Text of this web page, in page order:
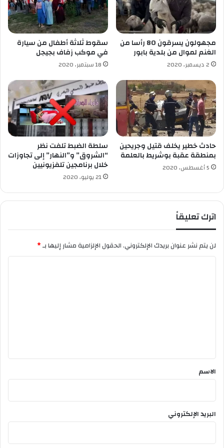
ا
ة
س
ك
ا
ن
ح
ي
ث
ن
ي
ة
ا
ل
م
خ
ز
ب
غ
ر
د
ي
ة
ب
ب
ف
ر
و
س
ك
و
ر
و
ن
ا
ب
م
س
ف
ع
ي
و
ل
مجهولون يسرقون 80 رأسا من
الغنم لموال من بلدية بابور
2 ديسمبر، 2020
سقوط ثلاثة أطفال من سيارة
في موكب زفاف بجيجل
18 سبتمبر، 2020
حادث خطير يخلف قتيل وجريحين
بمنطقة عقبة بوشريط بالعلمة
5 أغسطس، 2020
سلطة الضبط تلفت نظر
“الشروق” و”النهار” إلى تجاوزات
خلال برنامجين تلفزيونيين
21 يوليو، 2020
اترك تعليقاً
لن يتم نشر عنوان بريدك الإلكتروني.الحقول الإلزامية مشار إليها بـ*
*
الاسم
البريد الإلكتروني